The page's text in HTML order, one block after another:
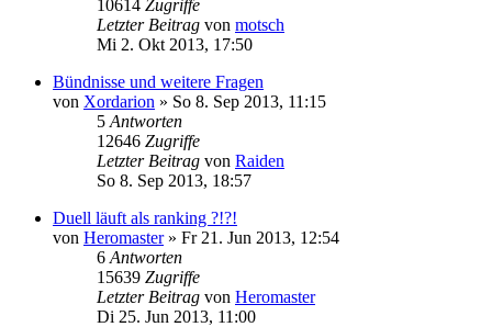
10614 Zugriffe
Letzter Beitrag von motsch
Mi 2. Okt 2013, 17:50
Bündnisse und weitere Fragen
von Xordarion » So 8. Sep 2013, 11:15
5 Antworten
12646 Zugriffe
Letzter Beitrag von Raiden
So 8. Sep 2013, 18:57
Duell läuft als ranking ?!?!
von Heromaster» Fr 21. Jun 2013, 12:54
6 Antworten
15639 Zugriffe
Letzter Beitrag von Heromaster
Di 25. Jun 2013, 11:00